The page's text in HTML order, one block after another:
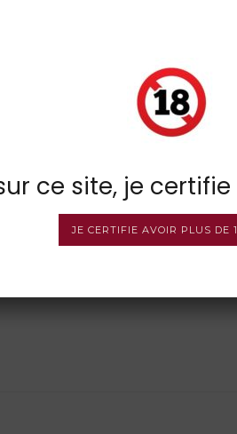
ce site, je certifie
JE CERTIFIE AVOIR PLUS DE